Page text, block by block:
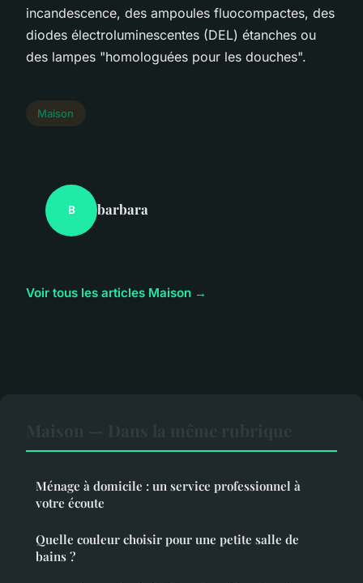
incandescence, des ampoules fluocompactes, des
diodes électroluminescentes (DEL) étanches ou
des lampes "homologuées pour les douches".
Maison
B barbara
Voir tous les articles Maison →
Ménage à domicile : un service professionnel à
votre écoute
Quelle couleur choisir pour une petite salle de
bains ?